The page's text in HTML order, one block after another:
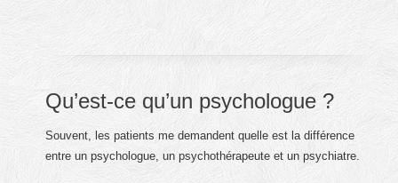
Qu’est-ce qu’un psychologue ?
Souvent, les patients me demandent quelle est la différence
entre un psychologue, un psychothérapeute et un psychiatre.